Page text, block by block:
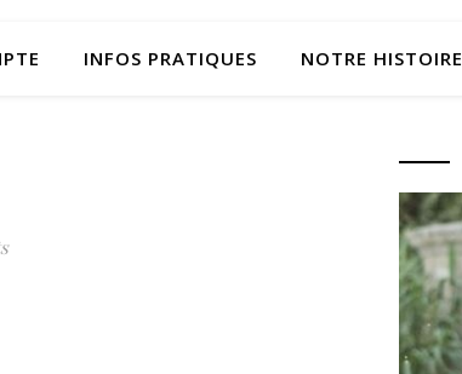
INFOS PRATIQUES NOTRE HISTOIRE